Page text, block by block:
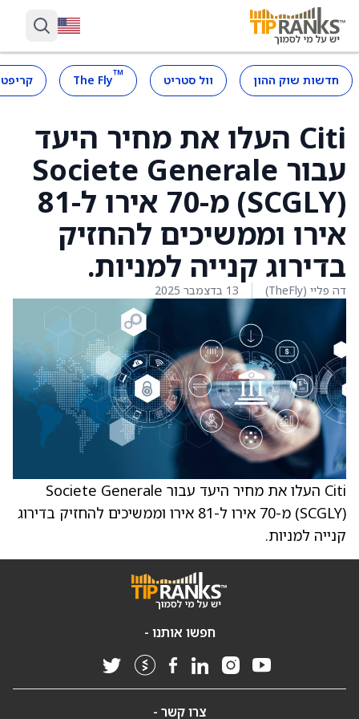
חדשות שוק ההון וול סטריט ™
The Fly
Citi העלו את מחיר היעד
עבור Societe Generale
(SCGLY) מ-70 אירו ל-81
אירו וממשיכים להחזיק
בדירוג קנייה למניות.
דה פליי (TheFly) 13 בדצמבר 2025
Citi העלו את מחיר היעד עבור Societe Generale
(SCGLY) מ-70 אירו ל-81 אירו וממשיכים להחזיק בדירוג
קנייה למניות.
חפשו אותנו -
צרו קשר -